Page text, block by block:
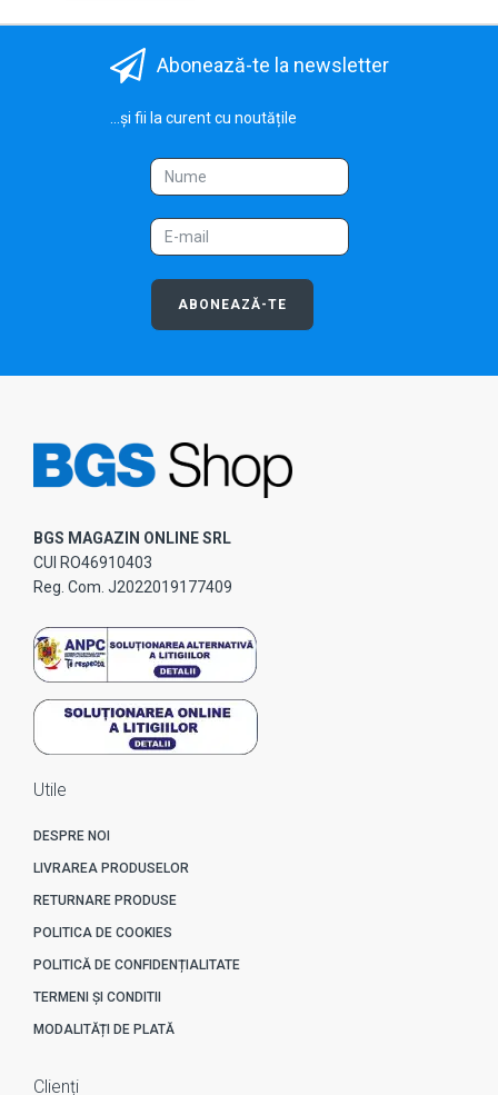
Abonează-te la newsletter
...și fii la curent cu noutățile
ABONEAZĂ-TE
BGS MAGAZIN ONLINE SRL
CUI RO46910403
Reg. Com. J2022019177409
Utile
DESPRE NOI
LIVRAREA PRODUSELOR
RETURNARE PRODUSE
POLITICA DE COOKIES
POLITICĂ DE CONFIDENȚIALITATE
TERMENI ȘI CONDITII
MODALITĂȚI DE PLATĂ
Clienți